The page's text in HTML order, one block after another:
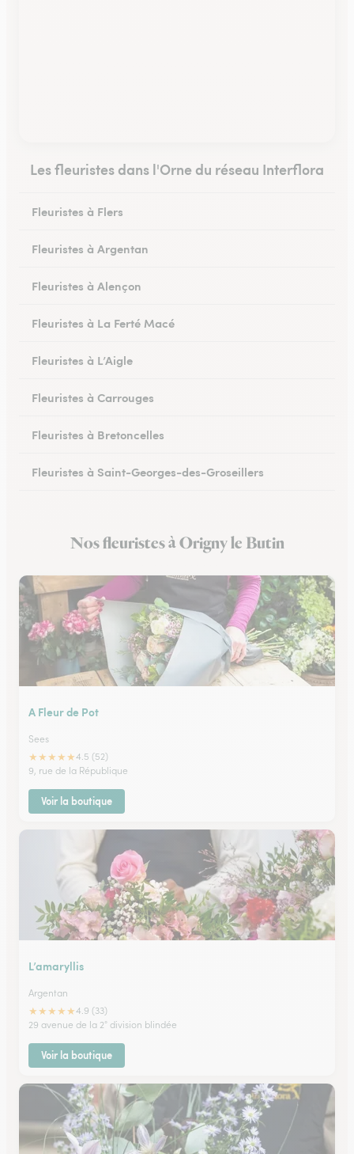
Les fleuristes dans l'Orne du réseau Interflora
Fleuristes à Flers
Fleuristes à Argentan
Fleuristes à Alençon
Fleuristes à La Ferté Macé
Fleuristes à L’Aigle
Fleuristes à Carrouges
Fleuristes à Bretoncelles
Fleuristes à Saint-Georges-des-Groseillers
Fleuristes au Mêle-sur-Sarthe
Nos fleuristes à Origny le Butin
A Fleur de Pot
Sees
★★★★★4.5 (52)
9, rue de la République
Voir la boutique
L’amaryllis
Argentan
★★★★★4.9 (33)
29 avenue de la 2° division blindée
Voir la boutique